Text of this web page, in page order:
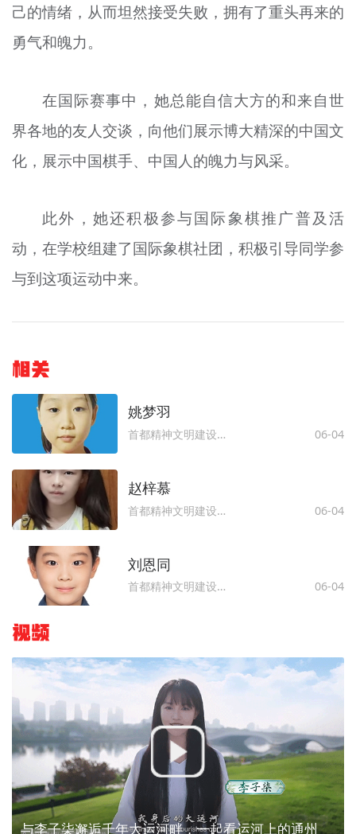
己的情绪，从而坦然接受失败，拥有了重头再来的
勇气和魄力。
在国际赛事中，她总能自信大方的和来自世
界各地的友人交谈，向他们展示博大精深的中国文
化，展示中国棋手、中国人的魄力与风采。
此外，她还积极参与国际象棋推广普及活
动，在学校组建了国际象棋社团，积极引导同学参
与到这项运动中来。
相关
姚梦羽
首都精神文明建设委员会办公室 06-04
赵梓慕
首都精神文明建设委员会办公室 06-04
刘恩同
首都精神文明建设委员会办公室 06-04
视频
与李子柒邂逅千年大运河畔，一起看运河上的通州